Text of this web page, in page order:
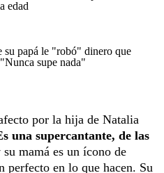
edad
su papá le "robó" dinero que
supe nada"
por la hija de Natalia
una supercantante, de las
su mamá es un ícono de
perfecto en lo que hacen. Su